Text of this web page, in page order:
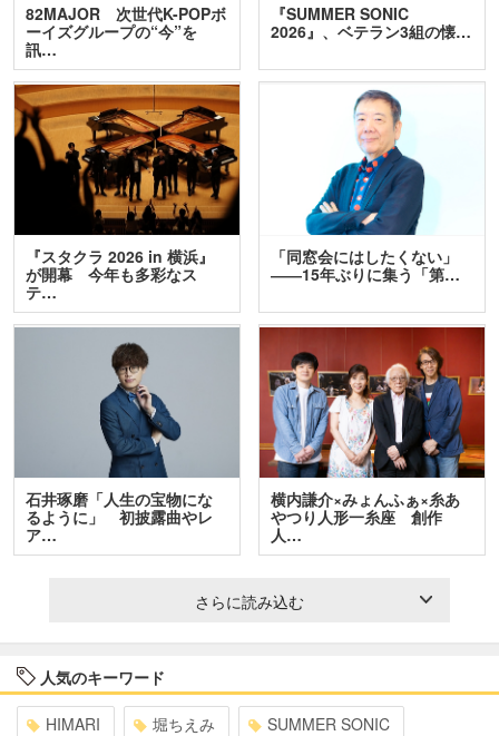
82MAJOR 次世代K-POPボ
ーイズグループの“今”を
訊…
『SUMMER SONIC
2026』、ベテラン3組の懐…
『スタクラ 2026 in 横浜』
が開幕 今年も多彩なス
テ…
「同窓会にはしたくない」
――15年ぶりに集う「第…
石井琢磨「人生の宝物にな
るように」 初披露曲やレ
ア…
横内謙介×みょんふぁ×糸あ
やつり人形一糸座 創作
人…
さらに読み込む
人気のキーワード
HIMARI 堀ちえみ SUMMER SONIC